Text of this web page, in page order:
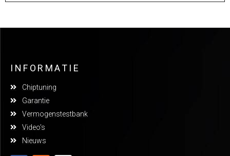
INFORMATIE
Chiptuning
Garantie
Vermogenstestbank
Video's
Nieuws